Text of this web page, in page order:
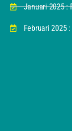
Januari 2025 :
Februari 2025